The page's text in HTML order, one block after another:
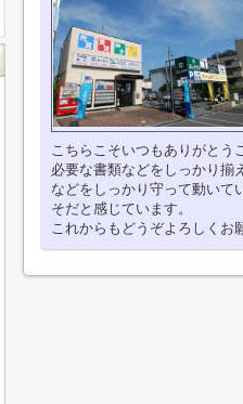
こちらこそいつもありがとう
必要な書類などをしっかり揃
などをしっかり守って動いて
そだと感じています。
これからもどうぞよろしくお